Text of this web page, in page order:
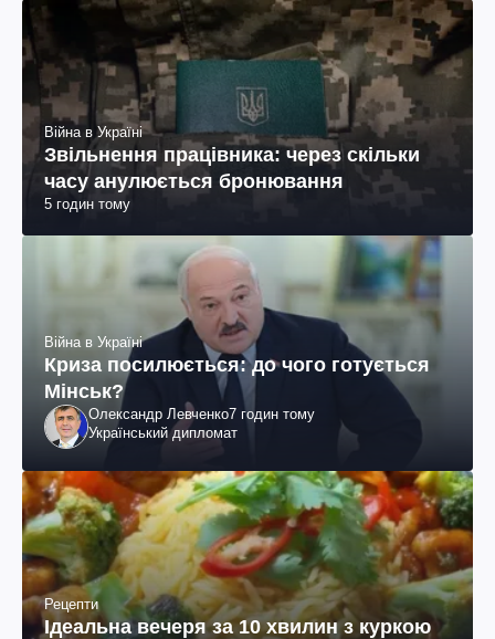
Війна в Україні
Звільнення працівника: через скільки
часу анулюється бронювання
5 годин тому
Війна в Україні
Криза посилюється: до чого готується
Мінськ?
Олександр Левченко7 годин тому
Український дипломат
Рецепти
Ідеальна вечеря за 10 хвилин з куркою